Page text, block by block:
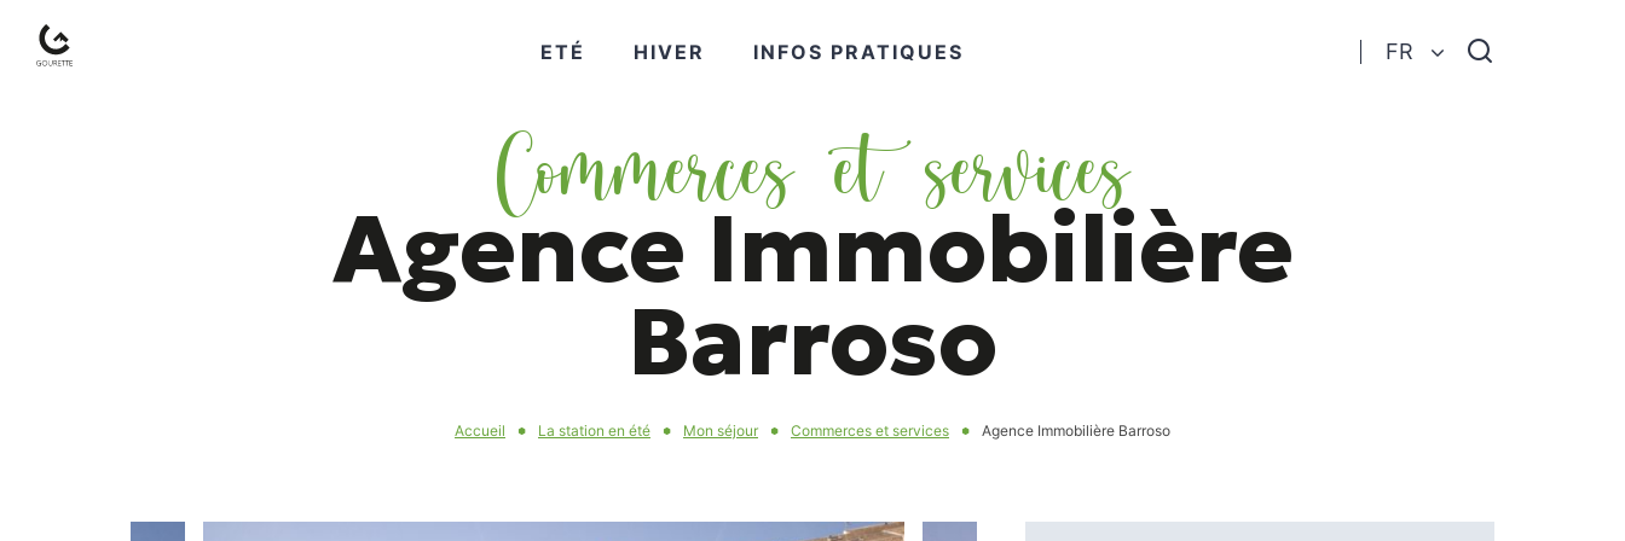
ETÉ VOIR
PLUS
HIVER VOIRINFOS PRATIQUES
PLUS
FR
Commerces et services
Agence Immobilière
Barroso
Accueil La station en été Mon séjour Commerces et services Agence Immobilière Barroso